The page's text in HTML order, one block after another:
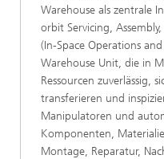
Warehouse als zentrale
orbit Servicing,
(In-Space Operations
Warehouse Unit, die in
Ressourcen zuverlässig,
transferieren und
Manipulatoren und
Komponenten,
Montage, Reparatur,